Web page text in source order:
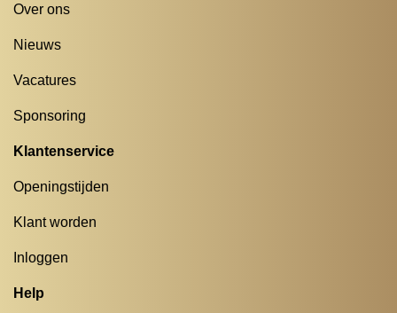
Over ons
Nieuws
Vacatures
Sponsoring
Klantenservice
Openingstijden
Klant worden
Inloggen
Help